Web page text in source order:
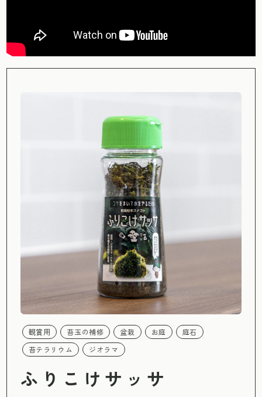
観賞用 苔玉の補修 盆栽 お庭
庭石
苔テラリウム
ジオラマ
ふりこけサッサ